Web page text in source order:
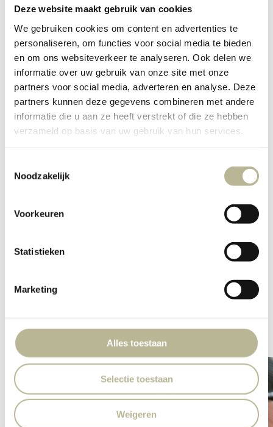
Deze website maakt gebruik van cookies
We gebruiken cookies om content en advertenties te
personaliseren, om functies voor social media te bieden
en om ons websiteverkeer te analyseren. Ook delen we
informatie over uw gebruik van onze site met onze
partners voor social media, adverteren en analyse. Deze
partners kunnen deze gegevens combineren met andere
informatie die u aan ze heeft verstrekt of die ze hebben
verzameld op basis van uw gebruik van hun services.
Noodzakelijk
Voorkeuren
Statistieken
Marketing
Alles toestaan
Selectie toestaan
Weigeren
ontzorging, biedt een uitgebreide selectie
tegels en een persoonlijke benadering die
uw verwachtingen overstijgt. Breng
vandaag nog een bezoek aan onze
showroom en ontdek de perfecte tegels
voor uw volgende project. Met Marba Tegels
wordt het kopen van tegels in Berkel-
Enschot een plezierige ervaring.
Video
+31 (0) 499 21 65 01
Contact E-mail